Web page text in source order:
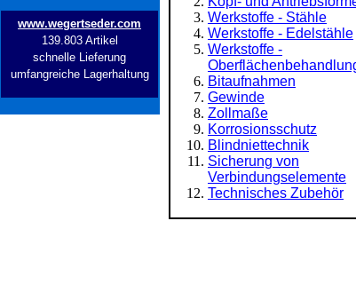
www.wegertseder.com
139.803 Artikel
schnelle Lieferung
umfangreiche Lagerhaltung
Werkstoffe - Stähle
Werkstoffe - Edelstähle
Werkstoffe -
Bitaufnahmen
Gewinde
Zollmaße
Korrosionsschutz
Blindniettechnik
Sicherung von
Verbindungselemente
Technisches Zubehör